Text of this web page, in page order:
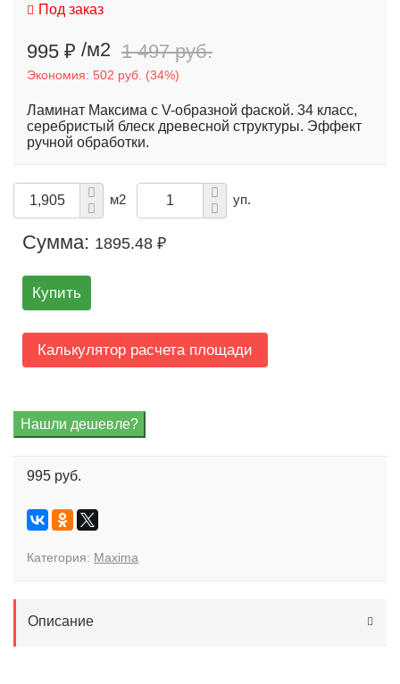
Под заказ
995 ₽ /м2 1 497 руб.
Экономия: 502 руб. (34%)
Ламинат Максима с V-образной фаской. 34 класс,
серебристый блеск древесной структуры. Эффект
ручной обработки.
м2 уп.
Сумма: 1895.48 ₽
Купить
Калькулятор расчета площади
995 руб.
Категория: Maxima
Описание